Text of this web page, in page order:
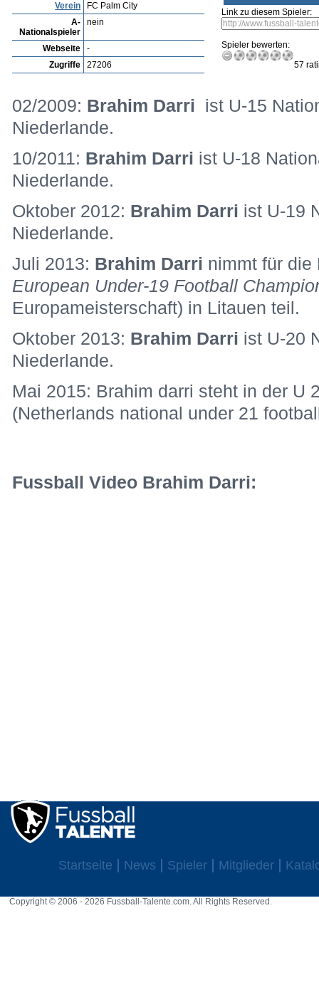
Verein
FC Palm City
A-
Nationalspieler
nein
Webseite
-
Zugriffe
27206
Link zu diesem Spieler:
Spieler bewerten:
57
02/2009: Brahim Darri ist U-15
Niederlande.
10/2011: Brahim Darri ist U-18
Niederlande.
Oktober 2012: Brahim Darri ist U-19
Niederlande.
Juli 2013: Brahim Darri nimmt für
European Under-19 Football
Europameisterschaft) in Litauen teil.
Oktober 2013: Brahim Darri ist U-20
Niederlande.
Mai 2015: Brahim darri steht in der U
(Netherlands national under 21
Fussball Video Brahim Darri:
Startseite News Spieler Mitglieder
Copyright © 2006 - 2026 Fussball-Talente.com. All Rights Reserved.